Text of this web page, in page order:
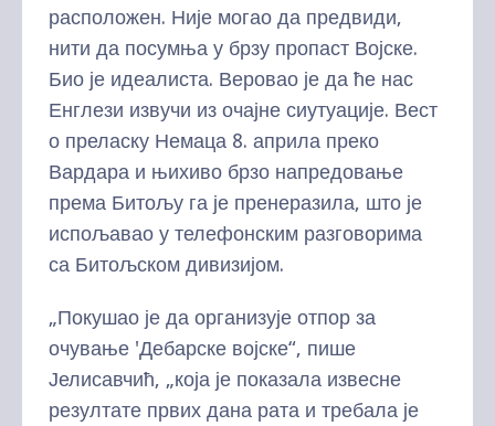
расположен. Није могао да предвиди,
нити да посумња у брзу пропаст Војске.
Био је идеалиста. Веровао је да ће нас
Енглези извучи из очајне сиутуације. Вест
о преласку Немаца 8. априла преко
Вардара и њихиво брзо напредовање
према Битољу га је пренеразила, што је
испољавао у телефонским разговорима
са Битољском дивизијом.
„Покушао је да организује отпор за
очување 'Дебарске војске“, пише
Јелисавчић, „која је показала извесне
резултате првих дана рата и требала је